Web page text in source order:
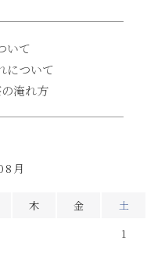
いて
について
淹れ方
月
木 金
土
1